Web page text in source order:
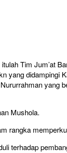
Tim Jum’at
yang didampingi
yang
Mushola.
rangka
terhadap